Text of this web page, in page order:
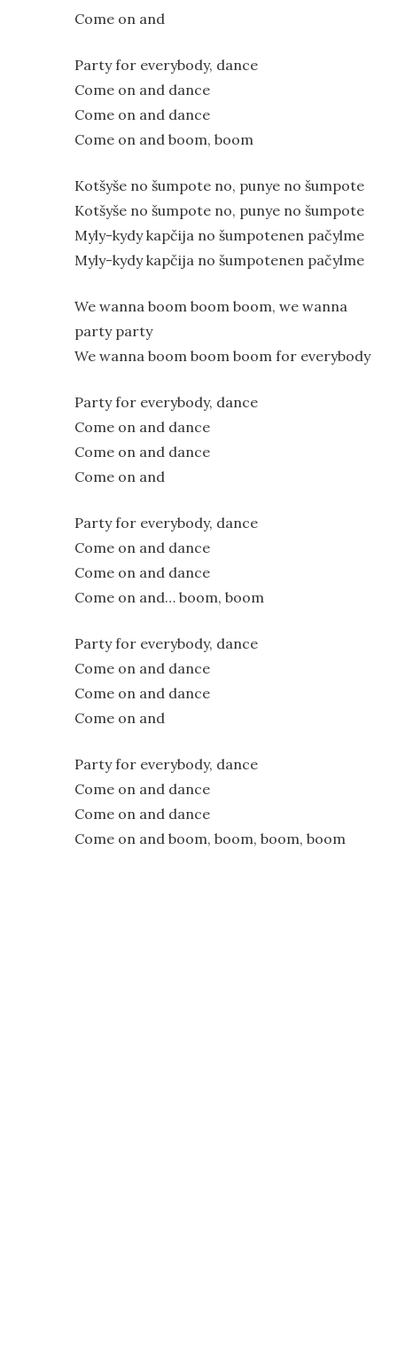
Come on and
Party for everybody, dance
Come on and dance
Come on and dance
Come on and boom, boom
Kotšyše no šumpote no, punye no šumpote
Kotšyše no šumpote no, punye no šumpote
Myly-kydy kapčija no šumpotenen pačylme
Myly-kydy kapčija no šumpotenen pačylme
We wanna boom boom boom, we wanna
party party
We wanna boom boom boom for everybody
Party for everybody, dance
Come on and dance
Come on and dance
Come on and
Party for everybody, dance
Come on and dance
Come on and dance
Come on and… boom, boom
Party for everybody, dance
Come on and dance
Come on and dance
Come on and
Party for everybody, dance
Come on and dance
Come on and dance
Come on and boom, boom, boom, boom